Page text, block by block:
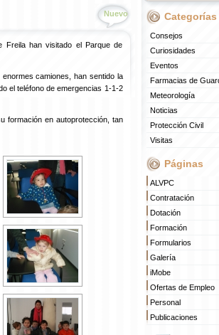
Nuevo
Freila han visitado el Parque de
camiones, han sentido la
el teléfono de emergencias 1-1-2
formación en autoprotección, tan
Categorías
Consejos
Curiosidades
Eventos
Farmacias de
Meteorología
Noticias
Protección Civil
Visitas
Páginas
ALVPC
Contratación
Dotación
Formación
Formularios
Galería
iMobe
Ofertas de Empleo
Personal
Publicaciones